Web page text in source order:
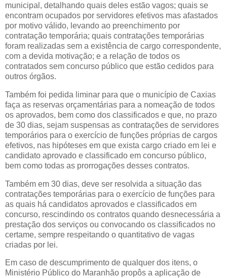
municipal, detalhando quais deles estão vagos; quais se
encontram ocupados por servidores efetivos mas afastados
por motivo válido, levando ao preenchimento por
contratação temporária; quais contratações temporárias
foram realizadas sem a existência de cargo correspondente,
com a devida motivação; e a relação de todos os
contratados sem concurso público que estão cedidos para
outros órgãos.
Também foi pedida liminar para que o município de Caxias
faça as reservas orçamentárias para a nomeação de todos
os aprovados, bem como dos classificados e que, no prazo
de 30 dias, sejam suspensas as contratações de servidores
temporários para o exercício de funções próprias de cargos
efetivos, nas hipóteses em que exista cargo criado em lei e
candidato aprovado e classificado em concurso público,
bem como todas as prorrogações desses contratos.
Também em 30 dias, deve ser resolvida a situação das
contratações temporárias para o exercício de funções para
as quais há candidatos aprovados e classificados em
concurso, rescindindo os contratos quando desnecessária a
prestação dos serviços ou convocando os classificados no
certame, sempre respeitando o quantitativo de vagas
criadas por lei.
Em caso de descumprimento de qualquer dos itens, o
Ministério Público do Maranhão propôs a aplicação de